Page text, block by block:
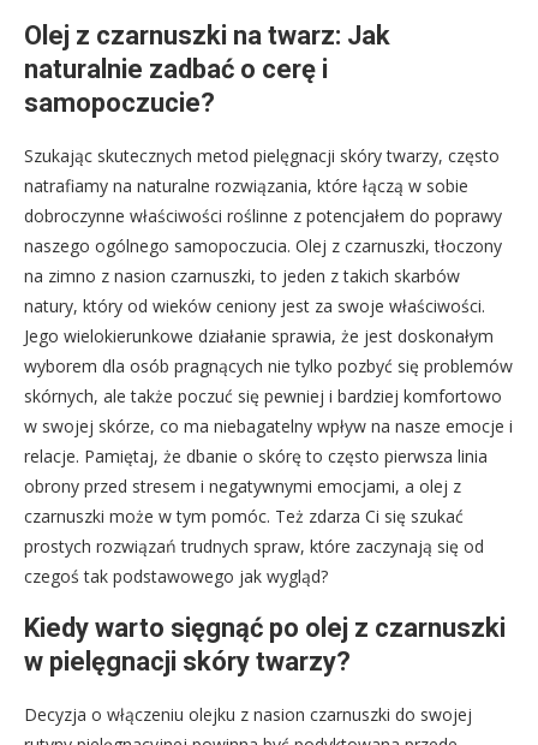
Olej z czarnuszki na twarz: Jak
naturalnie zadbać o cerę i
samopoczucie?
Szukając skutecznych metod pielęgnacji skóry twarzy, często
natrafiamy na naturalne rozwiązania, które łączą w sobie
dobroczynne właściwości roślinne z potencjałem do poprawy
naszego ogólnego samopoczucia. Olej z czarnuszki, tłoczony
na zimno z nasion czarnuszki, to jeden z takich skarbów
natury, który od wieków ceniony jest za swoje właściwości.
Jego wielokierunkowe działanie sprawia, że jest doskonałym
wyborem dla osób pragnących nie tylko pozbyć się problemów
skórnych, ale także poczuć się pewniej i bardziej komfortowo
w swojej skórze, co ma niebagatelny wpływ na nasze emocje i
relacje. Pamiętaj, że dbanie o skórę to często pierwsza linia
obrony przed stresem i negatywnymi emocjami, a olej z
czarnuszki może w tym pomóc. Też zdarza Ci się szukać
prostych rozwiązań trudnych spraw, które zaczynają się od
czegoś tak podstawowego jak wygląd?
Kiedy warto sięgnąć po olej z czarnuszki
w pielęgnacji skóry twarzy?
Decyzja o włączeniu olejku z nasion czarnuszki do swojej